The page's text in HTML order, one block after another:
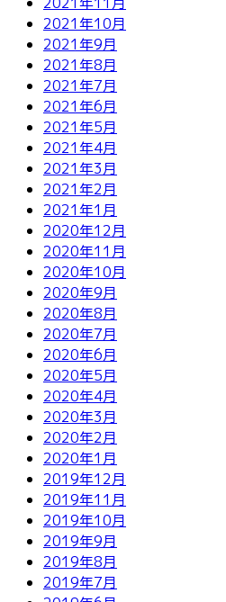
2021年10月
2021年9月
2021年8月
2021年7月
2021年6月
2021年5月
2021年4月
2021年3月
2021年2月
2021年1月
2020年12月
2020年11月
2020年10月
2020年9月
2020年8月
2020年7月
2020年6月
2020年5月
2020年4月
2020年3月
2020年2月
2020年1月
2019年12月
2019年11月
2019年10月
2019年9月
2019年8月
2019年7月